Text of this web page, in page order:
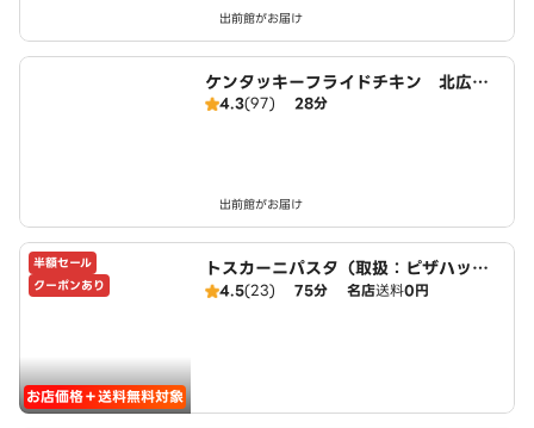
出前館がお届け
ケンタッキーフライドチキン 北広島
大曲店
4.3(97) 28分
出前館がお届け
半額セール
クーポンあり
お店価格＋送料無料対象
トスカーニパスタ（取扱：ピザハット
美しが丘店）
4.5(23) 75分 名店送料0円